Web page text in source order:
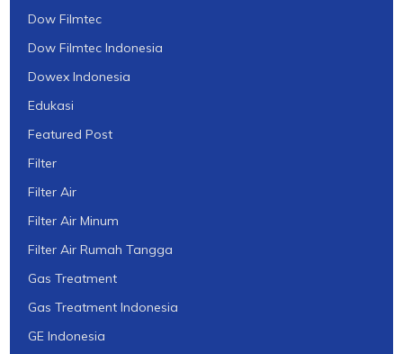
Dow Filmtec
Dow Filmtec Indonesia
Dowex Indonesia
Edukasi
Featured Post
Filter
Filter Air
Filter Air Minum
Filter Air Rumah Tangga
Gas Treatment
Gas Treatment Indonesia
GE Indonesia